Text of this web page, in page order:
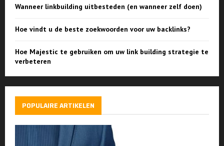
Wanneer linkbuilding uitbesteden (en wanneer zelf doen)
Hoe vindt u de beste zoekwoorden voor uw backlinks?
Hoe Majestic te gebruiken om uw link building strategie te
verbeteren
POPULAIRE ARTIKELEN